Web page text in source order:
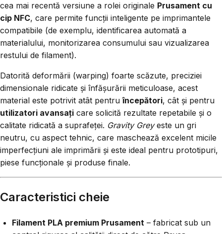
cea mai recentă versiune a rolei originale Prusament cu
cip NFC, care permite funcții inteligente pe imprimantele
compatibile (de exemplu, identificarea automată a
materialului, monitorizarea consumului sau vizualizarea
restului de filament).
Datorită deformării (warping) foarte scăzute, preciziei
dimensionale ridicate și înfășurării meticuloase, acest
material este potrivit atât pentruîncepători, cât și pentru
utilizatori avansați care solicită rezultate repetabile și o
calitate ridicată a suprafeței. Gravity Greyeste un gri
neutru, cu aspect tehnic, care maschează excelent micile
imperfecțiuni ale imprimării și este ideal pentru prototipuri,
piese funcționale și produse finale.
Caracteristici cheie
Filament PLA premium Prusament – fabricat sub un